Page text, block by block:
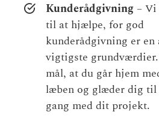
Kunderådgivning –
til at hjælpe, for god
kunderådgivning er en
vigtigste
mål, at du går hjem
læben og glæder dig til
gang med dit projekt.